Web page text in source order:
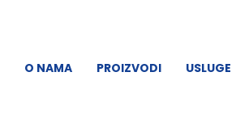
O NAMA PROIZVODI USLUGE